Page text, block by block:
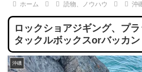
ホーム 読物、ノウハウ 沖
ロックショアジギング、プ
タックルボックスorバッカン
沖磯